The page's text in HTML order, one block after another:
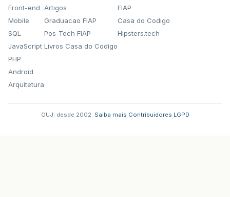
Front-end
Mobile
SQL
JavaScript
PHP
Android
Arquitetura
Artigos
Graduacao FIAP
Pos-Tech FIAP
Livros Casa do Codigo
FIAP
Casa do Codigo
Hipsters.tech
GUJ: desde 2002. Saiba mais Contribuidores LGPD